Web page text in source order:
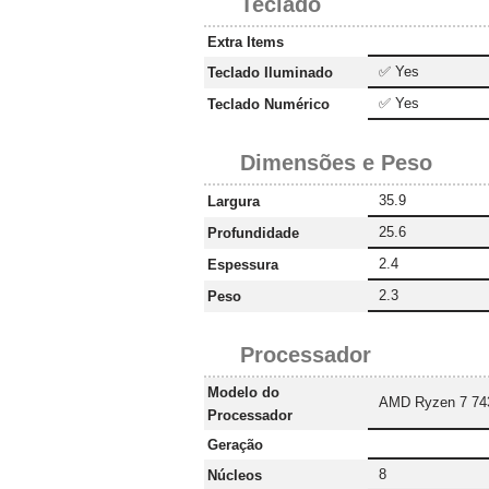
Teclado
Extra Items
Teclado Iluminado
✅ Yes
Teclado Numérico
✅ Yes
Dimensões e Peso
Largura
35.9
Profundidade
25.6
Espessura
2.4
Peso
2.3
Processador
Modelo do
Processador
AMD Ryzen 7
Geração
Núcleos
8